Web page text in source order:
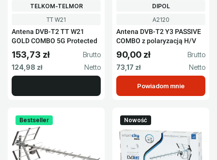
Kod produktu
TT W21
Antena DVB-T2 TT W21
GOLD COMBO 5G Protected
PRODUCENT
TELKOM-TELMOR
Cena brutto
153,73 zł
Cena netto
124,98 zł
Kod produktu
A2120
Antena DVB-T2 Y3 PASSIVE
COMBO z polaryzacją H/V
PRODUCENT
DIPOL
Cena brutto
90,00 zł
Cena netto
73,17 zł
Powiadom mnie
Bestseller Nowość